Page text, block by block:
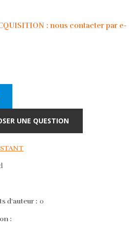
: nous contacter par e-
UNE QUESTION
d'auteur : 0
: